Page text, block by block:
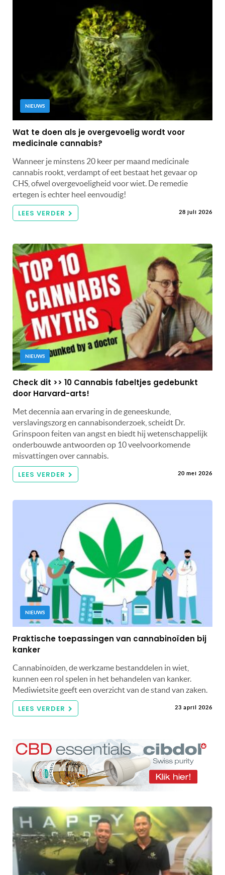
NIEUWS
Wat te doen als je overgevoelig wordt voor
medicinale cannabis?
Wanneer je minstens 20 keer per maand medicinale
cannabis rookt, verdampt of eet bestaat het gevaar op
CHS, ofwel overgevoeligheid voor wiet. De remedie
ertegen is echter heel eenvoudig!
LEES VERDER 28 juli 2026
NIEUWS
Check dit >> 10 Cannabis fabeltjes gedebunkt
door Harvard-arts!
Met decennia aan ervaring in de geneeskunde,
verslavingszorg en cannabisonderzoek, scheidt Dr.
Grinspoon feiten van angst en biedt hij wetenschappelijk
onderbouwde antwoorden op 10 veelvoorkomende
misvattingen over cannabis.
LEES VERDER 20 mei 2026
NIEUWS
Praktische toepassingen van cannabinoïden bij
kanker
Cannabinoïden, de werkzame bestanddelen in wiet,
kunnen een rol spelen in het behandelen van kanker.
Mediwietsite geeft een overzicht van de stand van zaken.
LEES VERDER 23 april 2026